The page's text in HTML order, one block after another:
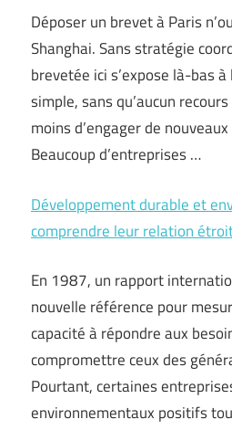
Déposer un brevet à Paris
Shanghai. Sans stratégie
brevetée ici s’expose là-bas
simple, sans qu’aucun
moins d’engager de
Beaucoup d’entreprises …
Développement durable et
comprendre leur relation
En 1987, un rapport
nouvelle référence pour
capacité à répondre aux
compromettre ceux des
Pourtant, certaines
environnementaux positifs